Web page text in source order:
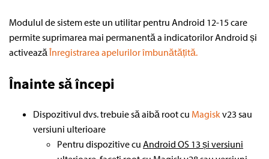
Modulul de sistem este un utilitar pentru Android 12-15 care
permite suprimarea mai permanentă a indicatorilor Android și
activeazăÎnregistrarea apelurilor îmbunătățită.
Înainte să începi
Dispozitivul dvs. trebuie să aibă root cu Magisk v23 sau
versiuni ulterioare
Pentru dispozitive cu Android OS 13 și versiuni